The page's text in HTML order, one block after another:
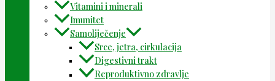
Vitamini i minerali
Imunitet
Samoliječenje
Srce, jetra, cirkulacija
Digestivni trakt
Reproduktivno zdravlje